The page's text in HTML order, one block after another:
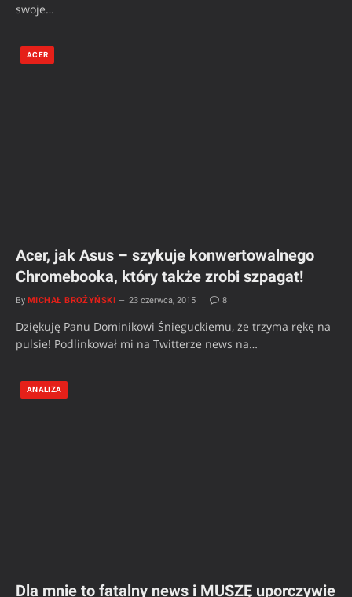
swoje…
ACER
Acer, jak Asus – szykuje konwertowalnego
Chromebooka, który także zrobi szpagat!
By MICHAŁ BROŻYŃSKI 23 czerwca, 2015 8
Dziękuję Panu Dominikowi Śnieguckiemu, że trzyma rękę na
pulsie! Podlinkował mi na Twitterze news na…
ANALIZA
Dla mnie to fatalny news i MUSZĘ uporczywie